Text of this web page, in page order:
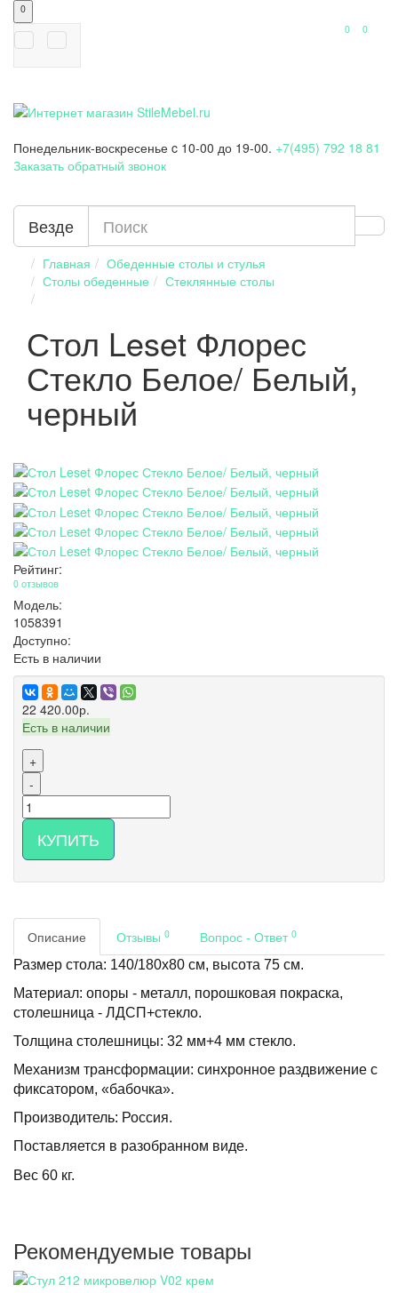
0
0
0
Понедельник-воскресенье c 10-00 до 19-00. +7(495) 792 18 81
Заказать обратный звонок
Везде
Главная
Обеденные столы и стулья
Столы обеденные
Стеклянные столы
Стол Leset Флорес
Стекло Белое/ Белый,
черный
Рейтинг:
0 отзывов
Модель:
1058391
Доступно:
Есть в наличии
22 420.00р.
Есть в наличии
+
-
КУПИТЬ
Описание Отзывы 0 Вопрос - Ответ 0
Размер стола: 140/180х80 см, высота 75 см.
Материал: опоры - металл, порошковая покраска,
столешница - ЛДСП+стекло.
Толщина столешницы: 32 мм+4 мм стекло.
Механизм трансформации: синхронное раздвижение с
фиксатором, «бабочка».
Производитель: Россия.
Поставляется в разобранном виде.
Вес 60 кг.
Рекомендуемые товары